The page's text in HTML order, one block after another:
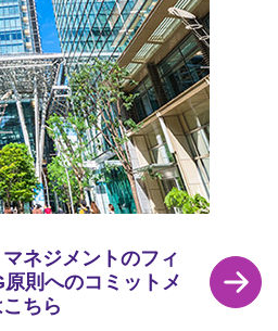
ネジメントのフィ
則へのコミットメ
ちら